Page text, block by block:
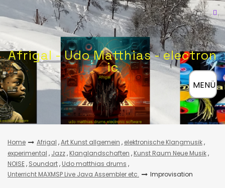
to
content
Afrigal - Udo Matthias - electron
ic
Home Afrigal ,Art Kunst allgemein , elektronische Klangmusik,
experimental , Jazz, Klanglandschaften , Kunst Raum Neue Musik,
NOISE, Soundart, Udo matthias drums ,
Unterricht MAXMSP Live Java Assembler etc.
Improvisation
≡
MENÜ